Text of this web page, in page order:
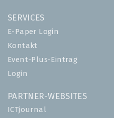
SERVICES
E-Paper Login
Kontakt
Event-Plus-Eintrag
Login
PARTNER-WEBSITES
ICTjournal